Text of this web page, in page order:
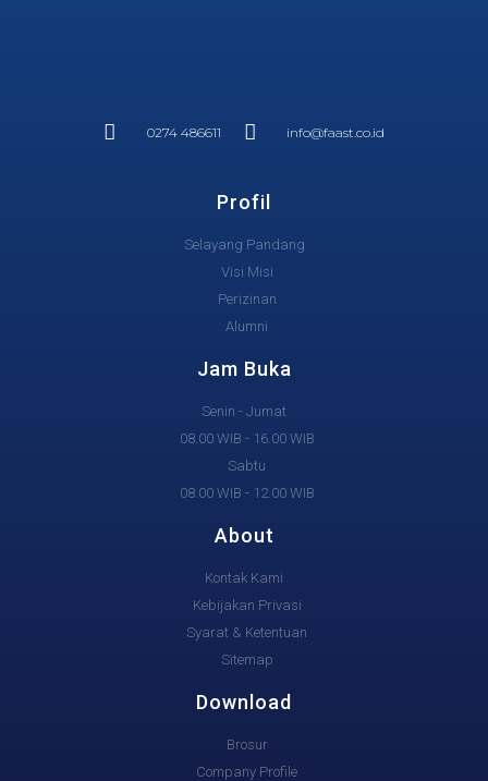
0274 486611 info@faast.co.id
Profil
Selayang Pandang
Visi Misi
Perizinan
Alumni
Jam Buka
Senin - Jumat
08.00 WIB - 16.00 WIB
Sabtu
08.00 WIB - 12.00 WIB
About
Kontak Kami
Kebijakan Privasi
Syarat & Ketentuan
Sitemap
Download
Brosur
Company Profile